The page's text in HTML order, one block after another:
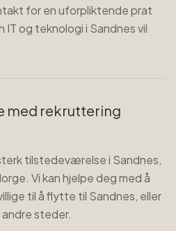
for en uforpliktende prat
IT og teknologi i Sandnes vil
med rekruttering
tilstedeværelse i Sandnes,
Vi kan hjelpe deg med å
til å flytte til Sandnes, eller
steder.